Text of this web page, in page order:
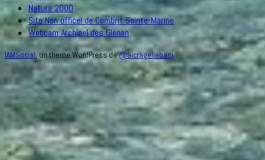
Natura 2000
Site Non officel de Combrit Sainte-Marine
Webcam Archipel des Glénan
IAMSocial, un theme WordPress de@aicragellebasi